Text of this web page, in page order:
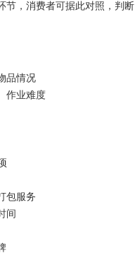
节，消费者可据此对照，判断
品情况
作业难度
包服务
间